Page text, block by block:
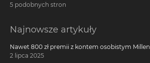
5 podobnych stron
Najnowsze artykuły
Nawet 800 zł premii z kontem osobistym
2 lipca 2025